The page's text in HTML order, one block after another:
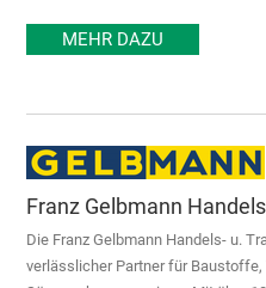
MEHR DAZU
Franz Gelbmann
Die Franz Gelbmann Handels- u.
verlässlicher Partner für Baustoffe,